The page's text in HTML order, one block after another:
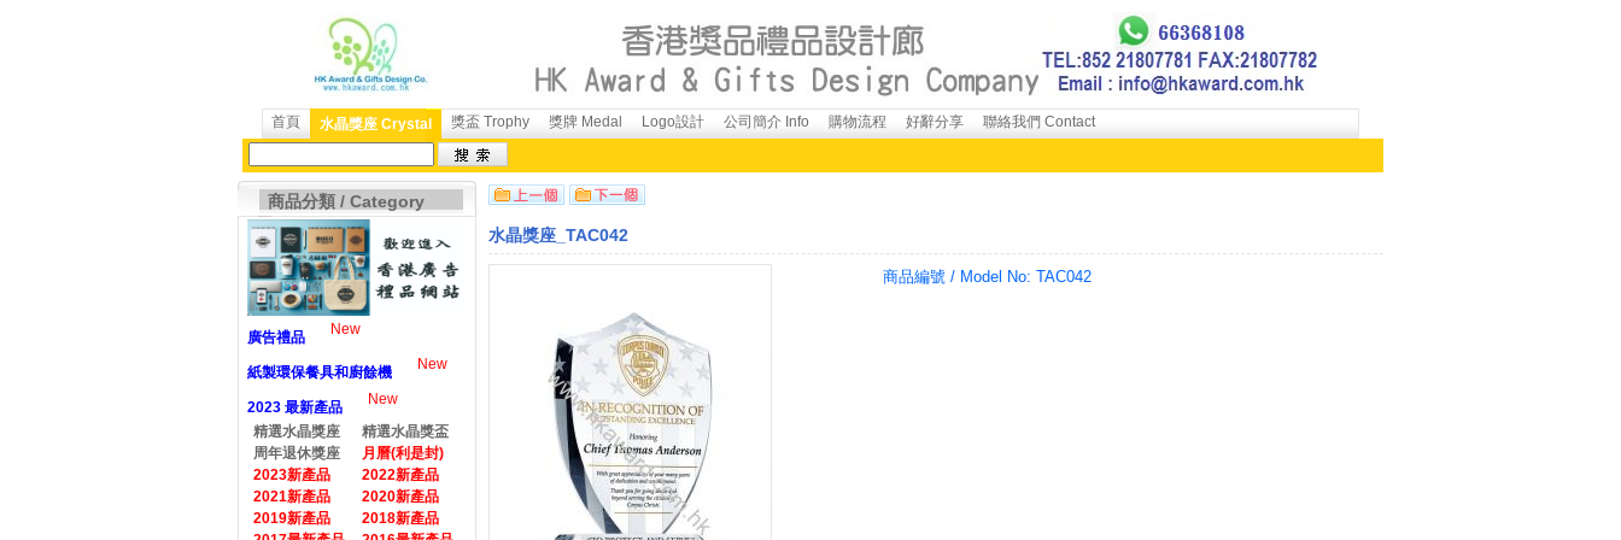
首頁 水晶獎座 Crystal 獎盃 Trophy 獎牌 Medal Logo設計 公司簡介 Info 購物流程 好辭分享 聯絡我們 Contact
商品分類 / Category
廣告禮品 New
紙製環保餐具和廚餘機 New
2023 最新產品
New
精選水晶獎座
精選水晶獎盃
周年退休獎座
月曆(利是封)
2023新產品
2022新產品
2021新產品
2020新產品
2019新產品
2018新產品
水晶獎座_TAC042
商品編號 / Model No: TAC042